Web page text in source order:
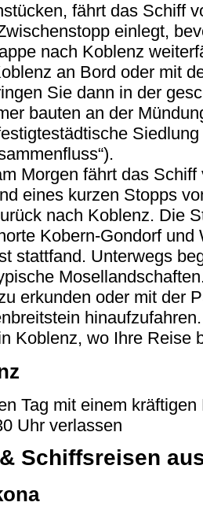
fährt das Schiff
einlegt,
nach Koblenz
an Bord oder mit
Sie dann in der
bauten an der
Morgen fährt das
eines kurzen Stopps
nach Koblenz. Die
Kobern-Gondorf
stattfand. Unterwegs
erkunden oder mit der
Koblenz, wo Ihre Reise
Tag mit einem
Uhr verlassen
Schiffsreisen